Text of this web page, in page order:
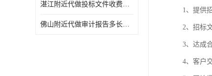
湛江附近代做投标文件收费标准 投标书怎么做
佛山附近代做审计报告多长时间做好 标书打印封装
1、提供
2、招标
3、达成
4、客户